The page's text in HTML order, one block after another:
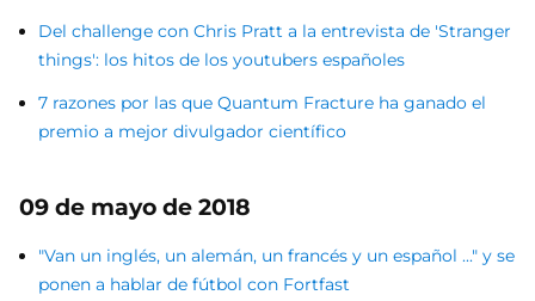
Del challenge con Chris Pratt a la entrevista de 'Stranger
things': los hitos de los youtubers españoles
7 razones por las que Quantum Fracture ha ganado el
premio a mejor divulgador científico
09 de mayo de 2018
"Van un inglés, un alemán, un francés y un español ..." y se
ponen a hablar de fútbol con Fortfast